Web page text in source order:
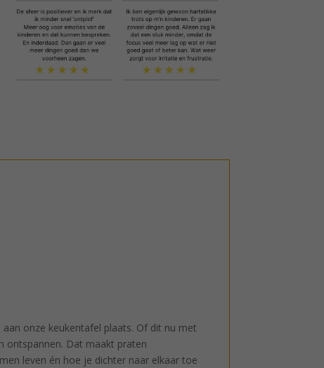
onze keukentafel plaats. Of dit nu met
ontspannen. Dat maakt praten
leven én hoe je dichter naar elkaar toe